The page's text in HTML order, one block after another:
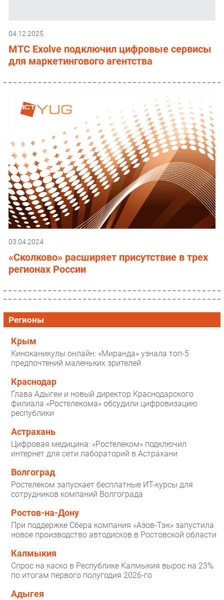
04.12.2025
МТС Exolve подключил цифровые сервисы
для маркетингового агентства
03.04.2024
«Сколково» расширяет присутствие в трех
регионах России
Регионы
Крым
Киноканикулы онлайн: «Миранда» узнала топ-5
предпочтений маленьких зрителей
Краснодар
Глава Адыгеи и новый директор Краснодарского
филиала «Ростелекома» обсудили цифровизацию
республики
Астрахань
Цифровая медицина: «Ростелеком» подключил
интернет для сети лабораторий в Астрахани
Волгоград
Ростелеком запускает бесплатные ИТ-курсы для
сотрудников компаний Волгограда
Ростов-на-Дону
При поддержке Сбера компания «Азов-Тэк» запустила
новое производство автодисков в Ростовской области
Калмыкия
Спрос на каско в Республике Калмыкия вырос на 23%
по итогам первого полугодия 2026-го
Адыгея